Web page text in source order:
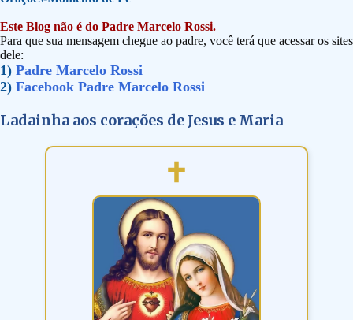
Este Blog não é do Padre Marcelo Rossi.
Para que sua mensagem chegue ao padre, você terá que acessar os sites
dele:
1) Padre Marcelo Rossi
2) Facebook Padre Marcelo Rossi
Ladainha aos corações de Jesus e Maria